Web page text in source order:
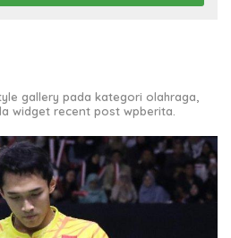
gallery pada kategori olahraga,
widget recent post wpberita.